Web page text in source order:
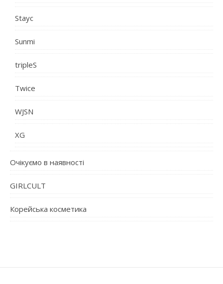
Stayc
Sunmi
tripleS
Twice
WJSN
XG
Очікуємо в наявності
GIRLCULT
Корейська косметика